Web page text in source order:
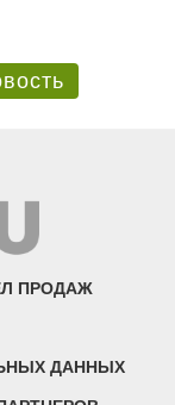
ПРОДАЖ
ДАННЫХ